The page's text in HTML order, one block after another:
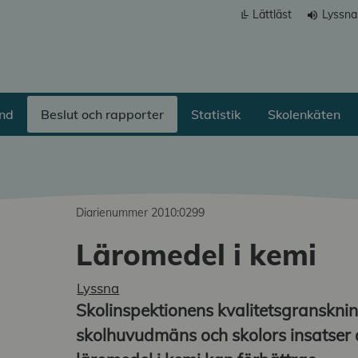
Lättläst volume_up Lyssna
Beslut och rapporter Statistik Skolenkäten
Diarienummer 2010:0299
Läromedel i kemi
Lyssna
Skolinspektionens
skolhuvudmäns och skolors insatser